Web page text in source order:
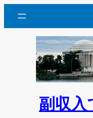
を
副収入